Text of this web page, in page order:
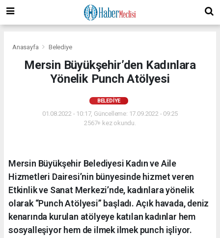
Anasayfa Belediye
Mersin Büyükşehir’den Kadınlara
Yönelik Punch Atölyesi
BELEDIYE
01.08.2022 - 10:17, Güncelleme: 17.09.2022 - 09:25
2567+ kez okundu.
Mersin Büyükşehir Belediyesi Kadın ve Aile
Hizmetleri Dairesi’nin bünyesinde hizmet veren
Etkinlik ve Sanat Merkezi’nde, kadınlara yönelik
olarak “Punch Atölyesi” başladı. Açık havada, deniz
kenarında kurulan atölyeye katılan kadınlar hem
sosyalleşiyor hem de ilmek ilmek punch işliyor.